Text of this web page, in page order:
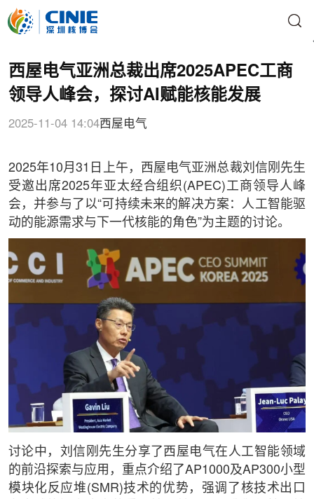
西屋电气亚洲总裁出席2025APEC工商
领导人峰会，探讨AI赋能核能发展
2025-11-04 14:04西屋电气
2025年10月31日上午，西屋电气亚洲总裁刘信刚先生
受邀出席2025年亚太经合组织(APEC)工商领导人峰
会，并参与了以“可持续未来的解决方案：人工智能驱
动的能源需求与下一代核能的角色”为主题的讨论。
讨论中，刘信刚先生分享了西屋电气在人工智能领域
的前沿探索与应用，重点介绍了AP1000及AP300小型
模块化反应堆(SMR)技术的优势，强调了核技术出口